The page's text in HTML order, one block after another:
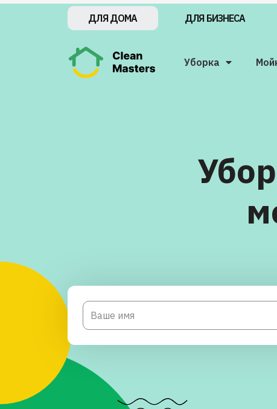
ДЛЯ ДОМА ДЛЯ БИЗНЕСА
Уборка